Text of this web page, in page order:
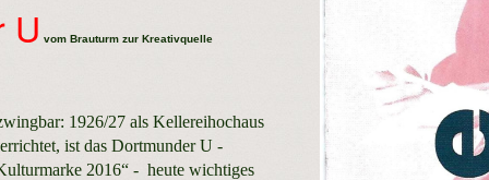
U vom Brauturm zur Kreativquelle
1926/27 als Kellereihochaus
ist das Dortmunder U -
2016“ - heute wichtiges